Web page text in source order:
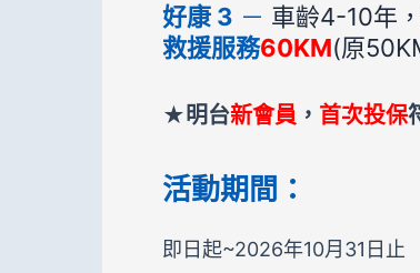
好康 3 － 車齡4-10年
救援服務60KM(原
★明台新會員 ， 首次投保
活動期間：
即日起~2026年10月31日止